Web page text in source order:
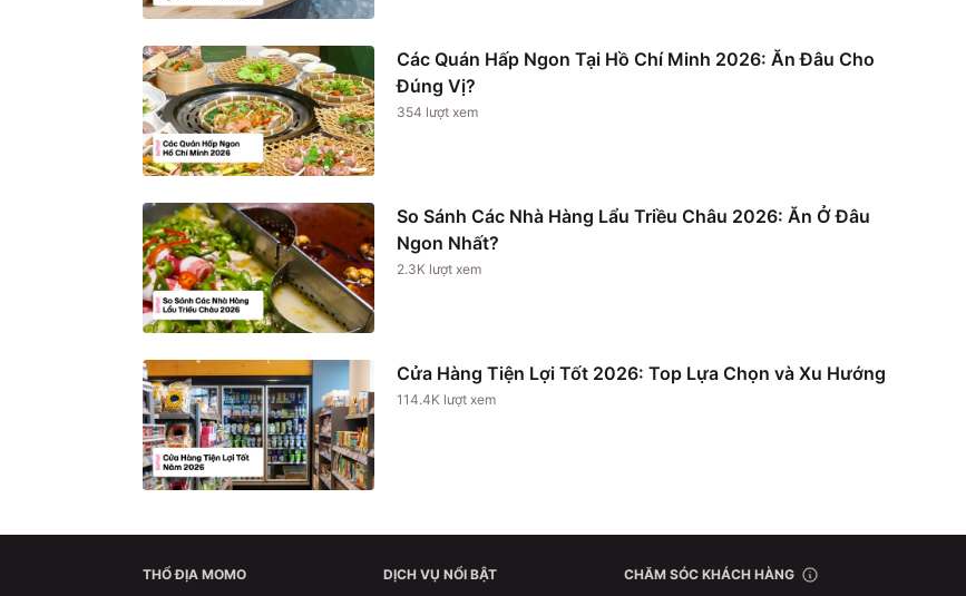
Các Quán Hấp Ngon Tại Hồ Chí Minh 2026: Ăn Đâu Cho
Đúng Vị?
354 lượt xem
So Sánh Các Nhà Hàng Lẩu Triều Châu 2026: Ăn Ở Đâu
Ngon Nhất?
2.3K lượt xem
Cửa Hàng Tiện Lợi Tốt 2026: Top Lựa Chọn và Xu Hướng
114.4K lượt xem
THỔ ĐỊA MOMO DỊCH VỤ NỔI BẬT CHĂM SÓC KHÁCH HÀNG